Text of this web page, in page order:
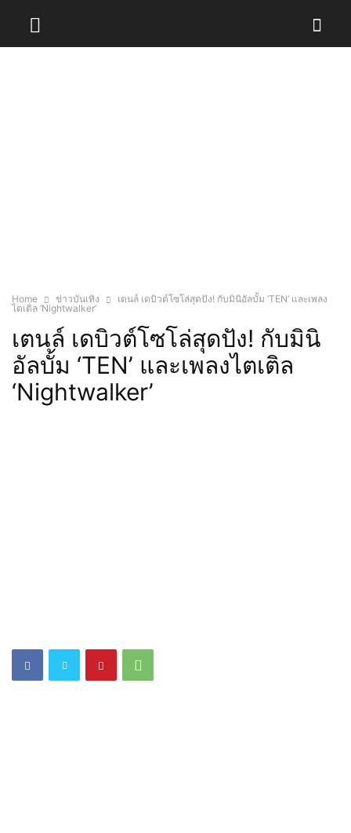
Home ข่าวบันเทิง
เตนล์ เดบิวต์โซโล่สุดปัง! กับมินิอัลบั้ม ‘TEN’ และเพลง
ไตเติล ‘Nightwalker’
เตนล์ เดบิวต์โซโล่สุดปัง! กับมินิ
อัลบั้ม ‘TEN’ และเพลงไตเติล
‘Nightwalker’